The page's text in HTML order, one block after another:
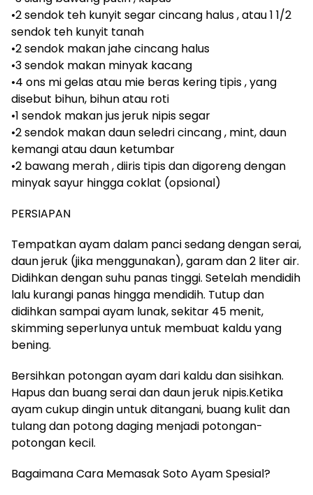
•2 sendok teh kunyit segar cincang halus , atau 1 1/2
sendok teh kunyit tanah
•2 sendok makan jahe cincang halus
•3 sendok makan minyak kacang
•4 ons mi gelas atau mie beras kering tipis , yang
disebut bihun, bihun atau roti
•1 sendok makan jus jeruk nipis segar
•2 sendok makan daun seledri cincang , mint, daun
kemangi atau daun ketumbar
•2 bawang merah , diiris tipis dan digoreng dengan
minyak sayur hingga coklat (opsional)
PERSIAPAN
Tempatkan ayam dalam panci sedang dengan serai,
daun jeruk (jika menggunakan), garam dan 2 liter air.
Didihkan dengan suhu panas tinggi. Setelah mendidih
lalu kurangi panas hingga mendidih. Tutup dan
didihkan sampai ayam lunak, sekitar 45 menit,
skimming seperlunya untuk membuat kaldu yang
bening.
Bersihkan potongan ayam dari kaldu dan sisihkan.
Hapus dan buang serai dan daun jeruk nipis.Ketika
ayam cukup dingin untuk ditangani, buang kulit dan
tulang dan potong daging menjadi potongan-
potongan kecil.
Bagaimana Cara Memasak Soto Ayam Spesial?